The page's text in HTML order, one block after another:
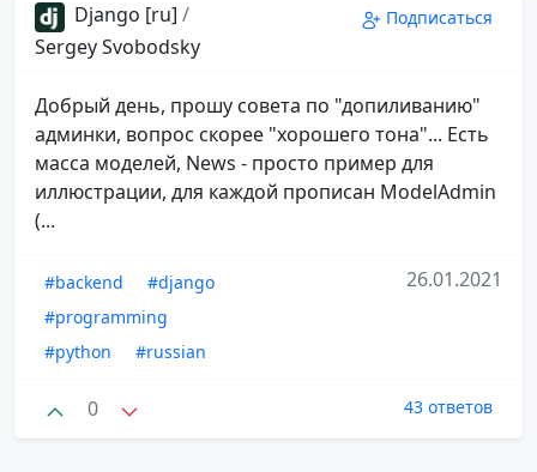
Django [ru] /
Sergey Svobodsky
Подписаться
Добрый день, прошу совета по "допиливанию"
админки, вопрос скорее "хорошего тона"... Есть
масса моделей, News - просто пример для
иллюстрации, для каждой прописан ModelAdmin
(...
#backend
#django
#programming
#python
#russian
26.01.2021
0 43 ответов